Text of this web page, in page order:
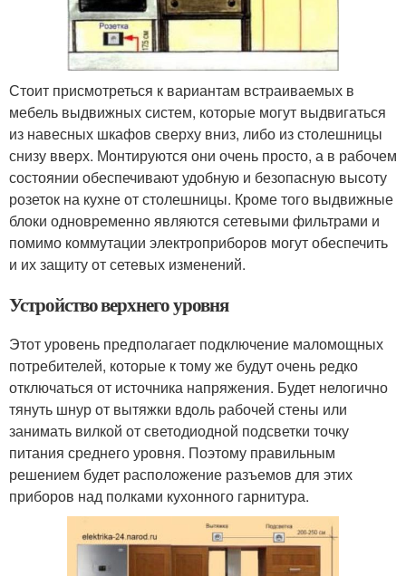
Стоит присмотреться к вариантам встраиваемых в
мебель выдвижных систем, которые могут выдвигаться
из навесных шкафов сверху вниз, либо из столешницы
снизу вверх. Монтируются они очень просто, а в рабочем
состоянии обеспечивают удобную и безопасную высоту
розеток на кухне от столешницы. Кроме того выдвижные
блоки одновременно являются сетевыми фильтрами и
помимо коммутации электроприборов могут обеспечить
и их защиту от сетевых изменений.
Устройство верхнего уровня
Этот уровень предполагает подключение маломощных
потребителей, которые к тому же будут очень редко
отключаться от источника напряжения. Будет нелогично
тянуть шнур от вытяжки вдоль рабочей стены или
занимать вилкой от светодиодной подсветки точку
питания среднего уровня. Поэтому правильным
решением будет расположение разъемов для этих
приборов над полками кухонного гарнитура.